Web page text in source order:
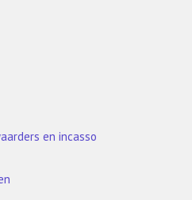
en incasso